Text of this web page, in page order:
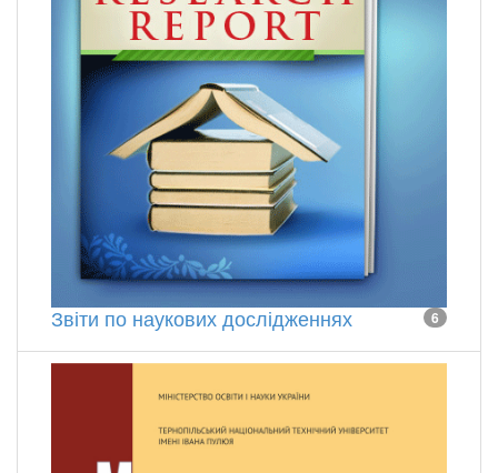
Звіти по наукових дослідженнях 6